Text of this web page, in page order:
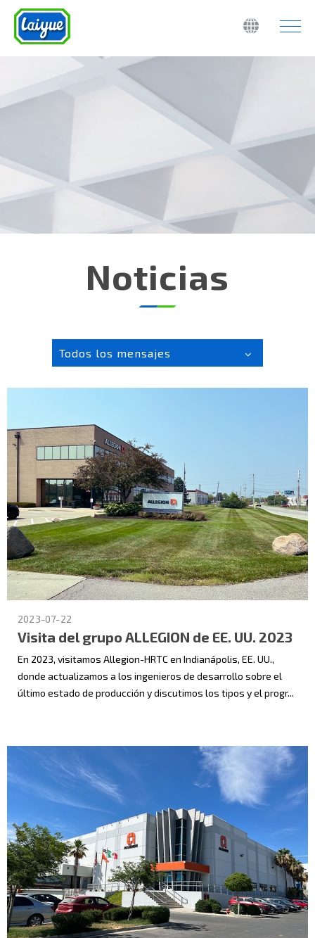
Noticias
Todos los mensajes
2023-07-22
Visita del grupo ALLEGION de EE. UU. 2023
En 2023, visitamos Allegion-HRTC en Indianápolis, EE. UU.,
donde actualizamos a los ingenieros de desarrollo sobre el
último estado de producción y discutimos los tipos y el progr...